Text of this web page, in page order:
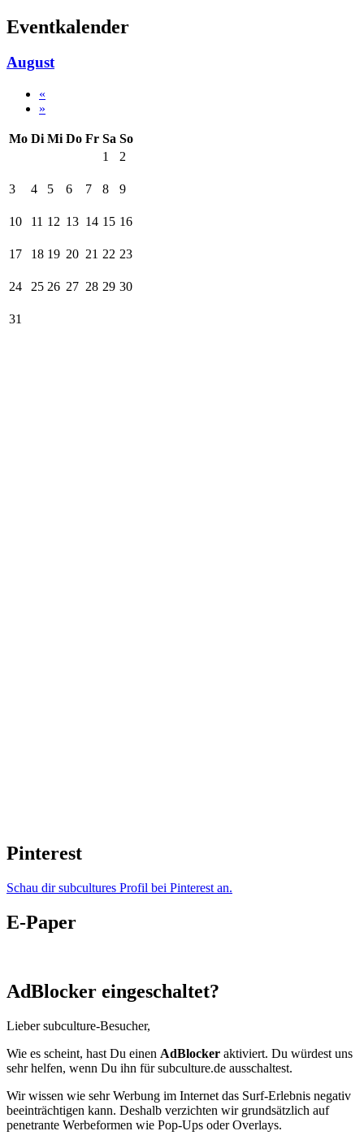
Eventkalender
August
«
»
Mo Di Mi Do Fr Sa So
1
2
3 4 5 6 7 8 9
10 11 12 13 14 15 16
17 18 19 20 21 22 23
24 25 26 27 28 29 30
31
Pinterest
Schau dir subcultures Profil bei Pinterest an.
E-Paper
AdBlocker eingeschaltet?
Lieber subculture-Besucher,
Wie es scheint, hast Du einen AdBlocker aktiviert. Du würdest uns
sehr helfen, wenn Du ihn für subculture.de ausschaltest.
Wir wissen wie sehr Werbung im Internet das Surf-Erlebnis negativ
beeinträchtigen kann. Deshalb verzichten wir grundsätzlich auf
penetrante Werbeformen wie Pop-Ups oder Overlays.